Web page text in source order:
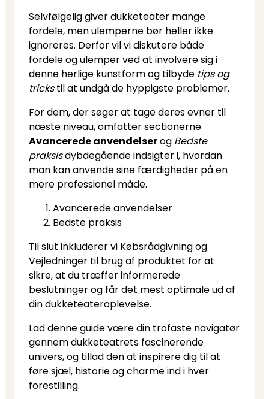
Selvfølgelig giver dukketeater mange
fordele, men ulemperne bør heller ikke
ignoreres. Derfor vil vi diskutere både
fordele og ulemper ved at involvere sig i
denne herlige kunstform og tilbyde tips og
trickstil at undgå de hyppigste problemer.
For dem, der søger at tage deres evner til
næste niveau, omfatter sectionerne
Avancerede anvendelserog Bedste
praksisdybdegående indsigter i, hvordan
man kan anvende sine færdigheder på en
mere professionel måde.
Avancerede anvendelser
Bedste praksis
Til slut inkluderer vi Købsrådgivning og
Vejledninger til brug af produktet for at
sikre, at du træffer informerede
beslutninger og får det mest optimale ud af
din dukketeateroplevelse.
Lad denne guide være din trofaste navigatør
gennem dukketeatrets fascinerende
univers, og tillad den at inspirere dig til at
føre sjæl, historie og charme ind i hver
forestilling.